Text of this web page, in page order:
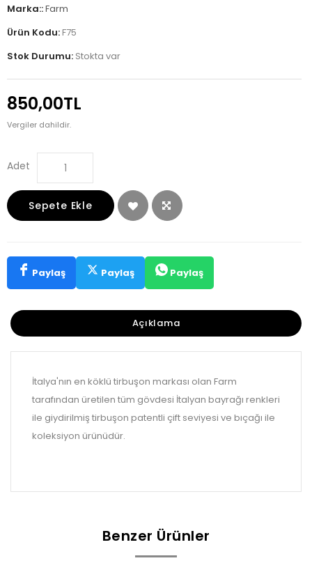
Marka::Farm
Ürün Kodu:F75
Stok Durumu: Stokta var
850,00TL
Vergiler dahildir.
Adet
Sepete Ekle
Paylaş Paylaş Paylaş
Açıklama
İtalya'nın en köklü tirbuşon markası olan Farm
tarafından üretilen tüm gövdesi İtalyan bayrağı renkleri
ile giydirilmiş tirbuşon patentli çift seviyesi ve bıçağı ile
koleksiyon ürünüdür.
Benzer Ürünler